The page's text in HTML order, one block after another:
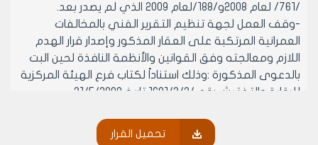
/761/ لعام 2008و/188/لعام 2009 الذي لم يصدر بعد.
-وقف العمل لجهة تنظيم التقرير الفني بالمخالفات
العمرانية المرتكبة على العقار المذكور وإصدار قرار الهدم
اللازم ومعالجته وفق القوانين والأنظمة النافذة لحين البت
بالدعوى المذكورة :وذلك استناداً لكتاب فرع الهيئة المركزية
للرقابة والتفتيش رقم /1601/3/3 تاريخ 31/5/2009 .
ويبلغ من يلزم لتنفيذه أصولاً.
تحميل القرار